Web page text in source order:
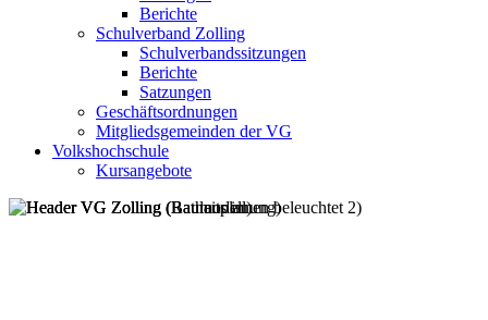
Berichte
Schulverband Zolling
Schulverbandssitzungen
Berichte
Satzungen
Geschäftsordnungen
Mitgliedsgemeinden der VG
Volkshochschule
Kursangebote